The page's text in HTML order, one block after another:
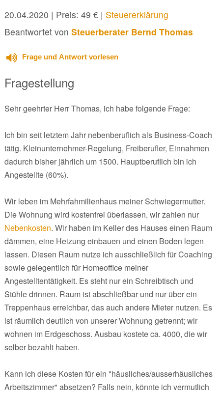
20.04.2020 | Preis: 49 € | Steuererklärung
Beantwortet von Steuerberater Bernd Thomas
Frage und Antwort vorlesen
Fragestellung
Sehr geehrter Herr Thomas, ich habe folgende Frage:
Ich bin seit letztem Jahr nebenberuflich als Business-Coach
tätig. Kleinunternehmer-Regelung, Freiberufler, Einnahmen
dadurch bisher jährlich um 1500. Hauptberuflich bin ich
Angestellte (60%).
Wir leben im Mehrfahmilienhaus meiner Schwiegermutter.
Die Wohnung wird kostenfrei überlassen, wir zahlen nur
Nebenkosten. Wir haben im Keller des Hauses einen Raum
dämmen, eine Heizung einbauen und einen Boden legen
lassen. Diesen Raum nutze ich ausschließlich für Coaching
sowie gelegentlich für Homeoffice meiner
Angestelltentätigkeit. Es steht nur ein Schreibtisch und
Stühle drinnen. Raum ist abschließbar und nur über ein
Treppenhaus erreichbar, das auch andere Mieter nutzen. Es
ist räumlich deutlich von unserer Wohnung getrennt; wir
wohnen im Erdgeschoss. Ausbau kostete ca. 4000, die wir
selber bezahlt haben.
Kann ich diese Kosten für ein "häusliches/ausserhäusliches
Arbeitszimmer" absetzen? Falls nein, könnte ich vermutlich